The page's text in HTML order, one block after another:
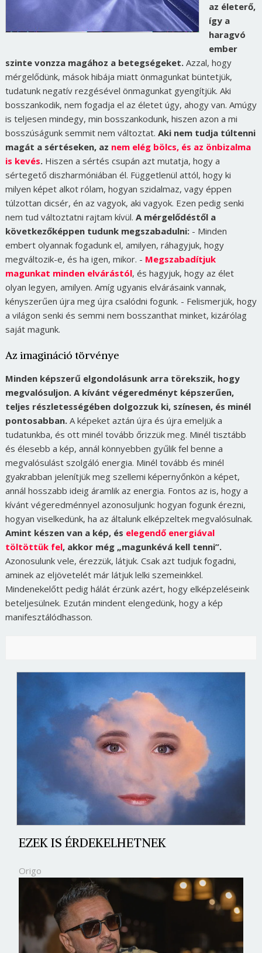
az életerő,
így a
haragvó
ember
szinte vonzza magához a betegségeket.Azzal, hogy
mérgelődünk, mások hibája miatt önmagunkat büntetjük,
tudatunk negatív rezgésével önmagunkat gyengítjük. Aki
bosszankodik, nem fogadja el az életet úgy, ahogy van. Amúgy
is teljesen mindegy, min bosszankodunk, hiszen azon a mi
bosszúságunk semmit nem változtat. Aki nem tudja túltenni
magát a sértéseken, az nem elég bölcs, és az önbizalma
is kevés. Hiszen a sértés csupán azt mutatja, hogy a
sértegető diszharmóniában él. Függetlenül attól, hogy ki
milyen képet alkot rólam, hogyan szidalmaz, vagy éppen
túlzottan dicsér, én az vagyok, aki vagyok. Ezen pedig senki
nem tud változtatni rajtam kívül. A mérgelődéstől a
következőképpen tudunk megszabadulni:- Minden
embert olyannak fogadunk el, amilyen, ráhagyjuk, hogy
megváltozik-e, és ha igen, mikor. - Megszabadítjuk
magunkat minden elvárástól, és hagyjuk, hogy az élet
olyan legyen, amilyen. Amíg ugyanis elvárásaink vannak,
kényszerűen újra meg újra csalódni fogunk. - Felismerjük, hogy
a világon senki és semmi nem bosszanthat minket, kizárólag
saját magunk.
Az imagináció törvénye
Minden képszerű elgondolásunk arra törekszik, hogy
megvalósuljon. A kívánt végeredményt képszerűen,
teljes részletességében dolgozzuk ki, színesen, és minél
pontosabban.A képeket aztán újra és újra emeljük a
tudatunkba, és ott minél tovább őrizzük meg. Minél tisztább
és élesebb a kép, annál könnyebben gyűlik fel benne a
megvalósulást szolgáló energia. Minél tovább és minél
gyakrabban jelenítjük meg szellemi képernyőnkön a képet,
annál hosszabb ideig áramlik az energia. Fontos az is, hogy a
kívánt végeredménnyel azonosuljunk: hogyan fogunk érezni,
hogyan viselkedünk, ha az általunk elképzeltek megvalósulnak.
Amint készen van a kép, és elegendő energiával
töltöttük fel, akkor még „magunkévá kell tenni”.
Azonosulunk vele, érezzük, látjuk. Csak azt tudjuk fogadni,
aminek az eljövetelét már látjuk lelki szemeinkkel.
Mindenekelőtt pedig hálát érzünk azért, hogy elképzeléseink
beteljesülnek. Ezután mindent elengedünk, hogy a kép
manifesztálódhasson.
EZEK IS ÉRDEKELHETNEK
Origo